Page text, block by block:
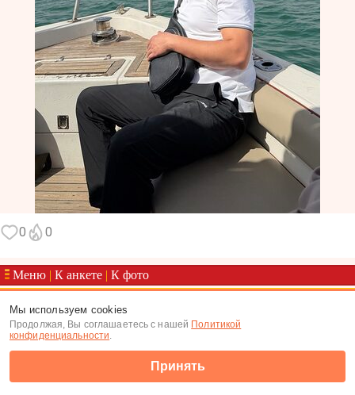
0 0
Меню | К анкете | К фото
Мы используем cookies
Продолжая, Вы соглашаетесь с нашей Политикой
конфиденциальности.
Принять